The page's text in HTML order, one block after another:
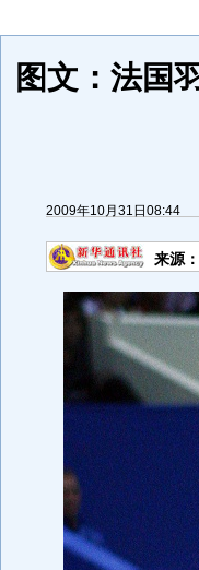
图文：法国
2009年10月31日08:44
来源：